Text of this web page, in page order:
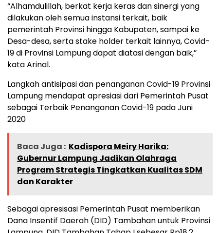
“Alhamdulillah, berkat kerja keras dan sinergi yang
dilakukan oleh semua instansi terkait, baik
pemerintah Provinsi hingga Kabupaten, sampai ke
Desa-desa, serta stake holder terkait lainnya, Covid-
19 di Provinsi Lampung dapat diatasi dengan baik,”
kata Arinal.
Langkah antisipasi dan penanganan Covid-19 Provinsi
Lampung mendapat apresiasi dari Pemerintah Pusat
sebagai Terbaik Penanganan Covid-19 pada Juni
2020
Baca Juga : Kadispora Meiry Harika:
Gubernur Lampung Jadikan Olahraga
Program Strategis Tingkatkan Kualitas SDM
dan Karakter
Sebagai apresisasi Pemerintah Pusat memberikan
Dana Insentif Daerah (DID) Tambahan untuk Provinsi